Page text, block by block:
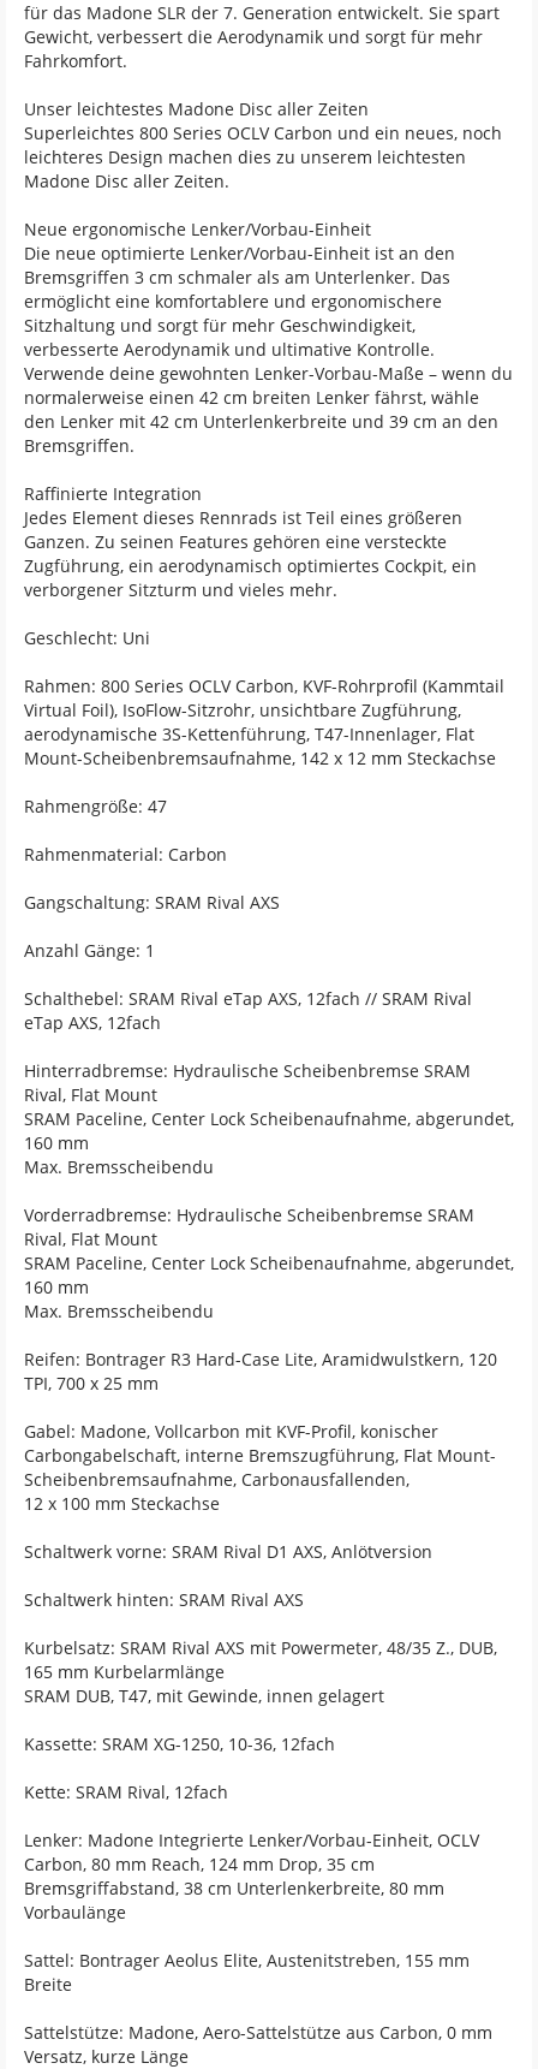
für das Madone SLR der 7. Generation entwickelt. Sie spart
Gewicht, verbessert die Aerodynamik und sorgt für mehr
Fahrkomfort.
Unser leichtestes Madone Disc aller Zeiten
Superleichtes 800 Series OCLV Carbon und ein neues, noch
leichteres Design machen dies zu unserem leichtesten
Madone Disc aller Zeiten.
Neue ergonomische Lenker/Vorbau-Einheit
Die neue optimierte Lenker/Vorbau-Einheit ist an den
Bremsgriffen 3 cm schmaler als am Unterlenker. Das
ermöglicht eine komfortablere und ergonomischere
Sitzhaltung und sorgt für mehr Geschwindigkeit,
verbesserte Aerodynamik und ultimative Kontrolle.
Verwende deine gewohnten Lenker-Vorbau-Maße – wenn du
normalerweise einen 42 cm breiten Lenker fährst, wähle
den Lenker mit 42 cm Unterlenkerbreite und 39 cm an den
Bremsgriffen.
Raffinierte Integration
Jedes Element dieses Rennrads ist Teil eines größeren
Ganzen. Zu seinen Features gehören eine versteckte
Zugführung, ein aerodynamisch optimiertes Cockpit, ein
verborgener Sitzturm und vieles mehr.
Geschlecht: Uni
Rahmen: 800 Series OCLV Carbon, KVF-Rohrprofil (Kammtail
Virtual Foil), IsoFlow-Sitzrohr, unsichtbare Zugführung,
aerodynamische 3S-Kettenführung, T47-Innenlager, Flat
Mount-Scheibenbremsaufnahme, 142 x 12 mm Steckachse
Rahmengröße: 47
Rahmenmaterial: Carbon
Gangschaltung: SRAM Rival AXS
Anzahl Gänge: 1
Schalthebel: SRAM Rival eTap AXS, 12fach // SRAM Rival
eTap AXS, 12fach
Hinterradbremse: Hydraulische Scheibenbremse SRAM
Rival, Flat Mount
SRAM Paceline, Center Lock Scheibenaufnahme, abgerundet,
160 mm
Max. Bremsscheibendu
Vorderradbremse: Hydraulische Scheibenbremse SRAM
Rival, Flat Mount
SRAM Paceline, Center Lock Scheibenaufnahme, abgerundet,
160 mm
Max. Bremsscheibendu
Reifen: Bontrager R3 Hard-Case Lite, Aramidwulstkern, 120
TPI, 700 x 25 mm
Gabel: Madone, Vollcarbon mit KVF-Profil, konischer
Carbongabelschaft, interne Bremszugführung, Flat Mount-
Scheibenbremsaufnahme, Carbonausfallenden,
12 x 100 mm Steckachse
Schaltwerk vorne: SRAM Rival D1 AXS, Anlötversion
Schaltwerk hinten: SRAM Rival AXS
Kurbelsatz: SRAM Rival AXS mit Powermeter, 48/35 Z., DUB,
165 mm Kurbelarmlänge
SRAM DUB, T47, mit Gewinde, innen gelagert
Kassette: SRAM XG-1250, 10-36, 12fach
Kette: SRAM Rival, 12fach
Lenker: Madone Integrierte Lenker/Vorbau-Einheit, OCLV
Carbon, 80 mm Reach, 124 mm Drop, 35 cm
Bremsgriffabstand, 38 cm Unterlenkerbreite, 80 mm
Vorbaulänge
Sattel: Bontrager Aeolus Elite, Austenitstreben, 155 mm
Breite
Sattelstütze: Madone, Aero-Sattelstütze aus Carbon, 0 mm
Versatz, kurze Länge